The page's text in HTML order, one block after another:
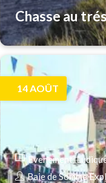
Chasse au
14 AOÛT
Evenement
Baie de Somme